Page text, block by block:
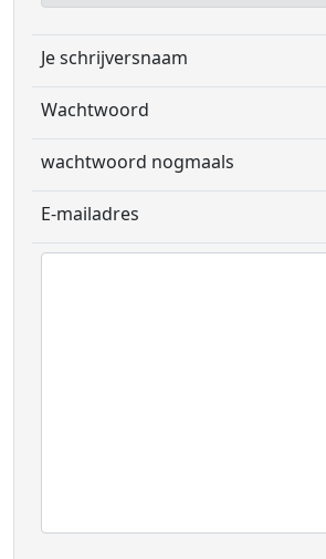
Je schrijversnaam
Wachtwoord
wachtwoord nogmaals
E-mailadres